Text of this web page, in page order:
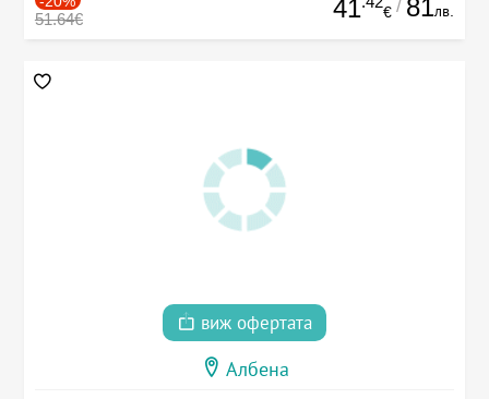
51.64€ 41 € / 81лв.
виж офертата
Албена